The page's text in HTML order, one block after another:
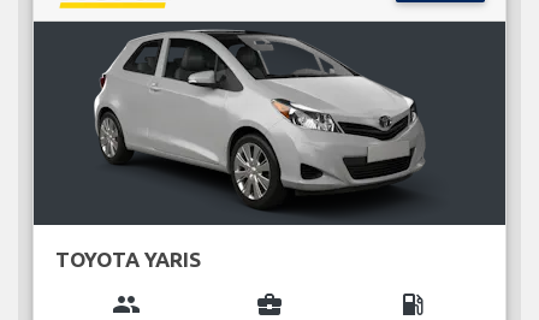
TOYOTA YARIS
group business_center local_gas_station